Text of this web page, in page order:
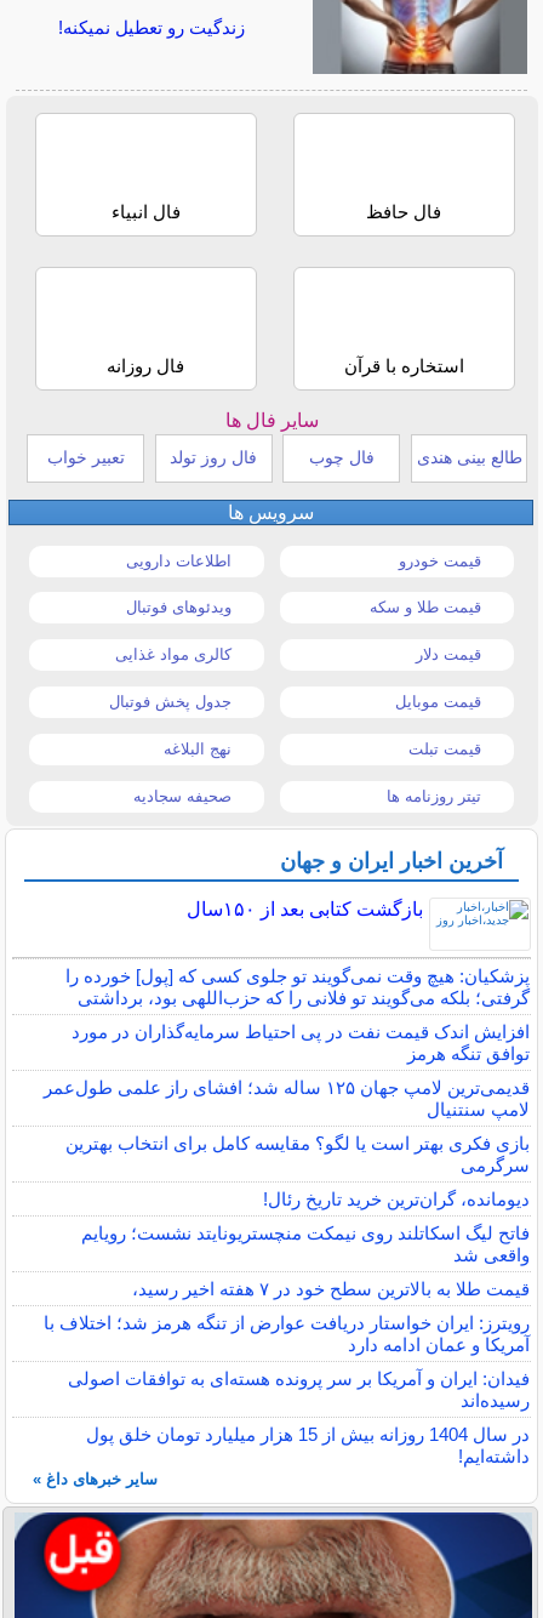
زندگیت رو تعطیل نمیکنه!
فال حافظ فال انبیاء
استخاره با قرآن فال روزانه
سایر فال ها
طالع بینی هندی فال چوب فال روز تولد تعبیر خواب
سرویس ها
قیمت خودرو اطلاعات دارویی
قیمت طلا و سکه ویدئوهای فوتبال
قیمت دلار کالری مواد غذایی
قیمت موبایل جدول پخش فوتبال
قیمت تبلت نهج البلاغه
تیتر روزنامه ها صحیفه سجادیه
آخرین اخبار ایران و جهان
بازگشت کتابی بعد از ۱۵۰سال
پزشکیان: هیچ وقت نمی‌گویند تو جلوی کسی که [پول] خورده را
گرفتی؛ بلکه می‌گویند تو فلانی را که حزب‌اللهی بود، برداشتی
افزایش اندک قیمت نفت در پی احتیاط سرمایه‌گذاران در مورد
توافق تنگه هرمز
قدیمی‌ترین لامپ جهان ۱۲۵ ساله شد؛ افشای راز علمی طول‌عمر
لامپ سنتنیال
بازی فکری بهتر است یا لگو؟ مقایسه کامل برای انتخاب بهترین
سرگرمی
دیومانده، گران‌ترین خرید تاریخ رئال!
فاتح لیگ اسکاتلند روی نیمکت منچستریونایتد نشست؛ رویایم
واقعی شد
قیمت طلا به بالاترین سطح خود در ۷ هفته اخیر رسید،
رویترز: ایران خواستار دریافت عوارض از تنگه هرمز شد؛ اختلاف با
آمریکا و عمان ادامه دارد
فیدان: ایران و آمریکا بر سر پرونده هسته‌ای به توافقات اصولی
رسیده‌اند
در سال 1404 روزانه بیش از 15 هزار میلیارد تومان خلق پول
داشته‌ایم!
سایر خبرهای داغ »